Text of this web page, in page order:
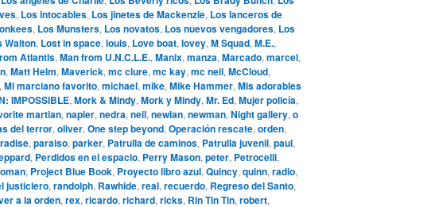
, Los intocables, Los jinetes de Mackenzie, Los lanceros de
, Los Munsters, Los novatos, Los nuevos vengadores, Los
Walton, Lost in space, louis, Love boat, lovey, M Squad, M.E.,
Atlantis, Man from U.N.C.L.E., Manix, manza, Marcado, marcel,
, Matt Helm, Maverick, mc clure, mc kay, mc neil, McCloud,
, Mi marciano favorito, michael, mike, Mike Hammer, Mis adorables
IMPOSSIBLE, Mork & Mindy, Mork y Mindy, Mr. Ed, Mujer policía,
martian, napier, nedra, neil, newlan, newman, Night gallery, o
del terror, oliver, One step beyond, Operación rescate, orden,
, paraiso, parker, Patrulla de caminos, Patrulla juvenil, paul,
, Perdidos en el espacio, Perry Mason, peter, Petrocelli,
, Project Blue Book, Proyecto libro azul, Quincy, quinn, radio,
justiciero, randolph, Rawhide, real, recuerdo, Regreso del Santo,
a la orden, rex, ricardo, richard, ricks, Rin Tin Tin, robert,